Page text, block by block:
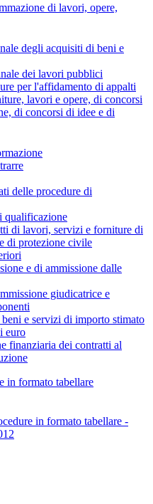
di lavori, opere,
degli acquisiti di beni e
dei lavori pubblici
per l'affidamento di appalti
lavori e opere, di concorsi
di concorsi di idee e di
delle procedure di
qualificazione
di lavori, servizi e forniture di
di protezione civile
e di ammissione dalle
giudicatrice e
e servizi di importo stimato
euro
finanziaria dei contratti al
in formato tabellare
in formato tabellare -